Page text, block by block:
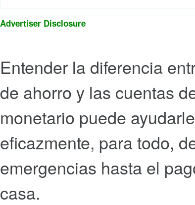
Advertiser Disclosure
Entender la diferencia
de ahorro y las cuentas
monetario puede
eficazmente, para todo,
emergencias hasta el
casa.